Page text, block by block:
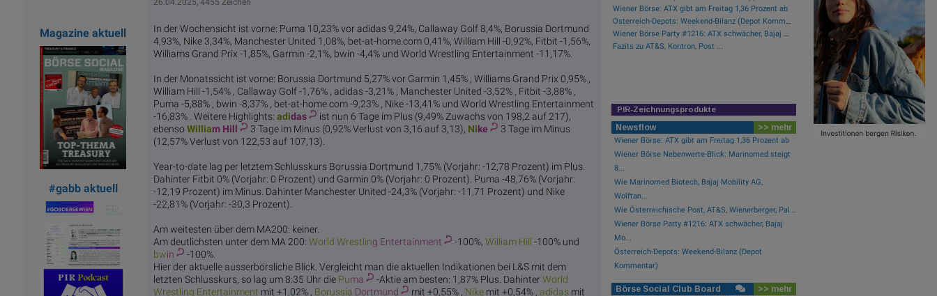
Magazine aktuell
#gabb aktuell
26.04.2025, 4455 Zeichen
In der Wochensicht ist vorne: Puma 10,23% vor adidas 9,24%, Callaway Golf 8,4%, Borussia Dortmund
4,93%, Nike 3,34%, Manchester United 1,08%, bet-at-home.com 0,41%, William Hill -0,92%, Fitbit -1,56%,
Williams Grand Prix -1,85%, Garmin -2,1%, bwin -4,4% und World Wrestling Entertainment -11,17%.
In der Monatssicht ist vorne: Borussia Dortmund 5,27% vor Garmin 1,45% , Williams Grand Prix 0,95% ,
William Hill -1,54% , Callaway Golf -1,76% , adidas -3,21% , Manchester United -3,52% , Fitbit -3,88% ,
Puma -5,88% , bwin -8,37% , bet-at-home.com -9,23% , Nike -13,41% und World Wrestling Entertainment
-16,83% . Weitere Highlights: adidas
ist nun 6 Tage im Plus (9,49% Zuwachs von 198,2 auf 217),
ebensoWilliam Hill 3 Tage im Minus (0,92% Verlust von 3,16 auf 3,13), Nike
3 Tage im Minus
(12,57% Verlust von 122,53 auf 107,13).
Year-to-date lag per letztem Schlusskurs Borussia Dortmund 1,75% (Vorjahr: -12,78 Prozent) im Plus.
Dahinter Fitbit 0% (Vorjahr: 0 Prozent) und Garmin 0% (Vorjahr: 0 Prozent). Puma -48,76% (Vorjahr:
-12,19 Prozent) im Minus. Dahinter Manchester United -24,3% (Vorjahr: -11,71 Prozent) und Nike
-22,81% (Vorjahr: -30,3 Prozent).
Am weitesten über dem MA200: keiner.
Am deutlichsten unter dem MA 200: World Wrestling Entertainment -100%, William Hill -100% und
bwin
-100%.
Hier der aktuelle ausserbörsliche Blick. Vergleicht man die aktuellen Indikationen bei L&S mit dem
letzten Schlusskurs, so lag um 8:35 Uhr die Puma -Aktie am besten: 1,87% Plus. DahinterWorld
Wrestling Entertainment mit +1,02% , Borussia Dortmund mit +0,55% , Nikemit +0,54% , adidasmit
Wiener Börse: ATX gibt am Freitag 1,36 Prozent ab
Österreich-Depots: Weekend-Bilanz (Depot Kommentar)
Wiener Börse Party #1216: ATX schwächer, Bajaj Mobility weiter stark, neue indische Freunde und Rajiv Bajaj mein Man of the Day
Fazits zu AT&S, Kontron, Post ...
PIR-Zeichnungsprodukte
Newsflow >> mehr
Wiener Börse: ATX gibt am Freitag 1,36 Prozent ab
Wiener Börse Nebenwerte-Blick: Marinomed steigt
8...
Wie Marinomed Biotech, Bajaj Mobility AG,
Wolftan...
Wie Österreichische Post, AT&S, Wienerberger, Pal...
Wiener Börse Party #1216: ATX schwächer, Bajaj
Mo...
Österreich-Depots: Weekend-Bilanz (Depot
Kommentar)
Börse Social Club Board >> mehr